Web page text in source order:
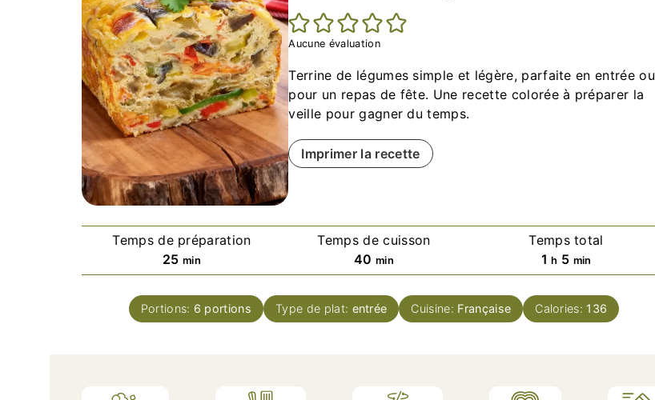
Aucune évaluation
Terrine de légumes simple et légère, parfaite en entrée ou
pour un repas de fête. Une recette colorée à préparer la
veille pour gagner du temps.
Imprimer la recette
Temps de préparation
25minutes
min
Temps de cuisson
40 minutes
min
Temps total
1 heure
h 5minutes
min
Portions: 6 portions Type de plat: entrée Cuisine: Française Calories: 136